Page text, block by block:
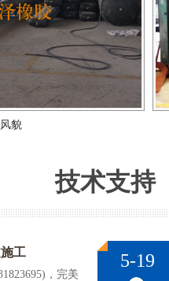
八角桥梁板内模
技术支持
工
，完美
5-19